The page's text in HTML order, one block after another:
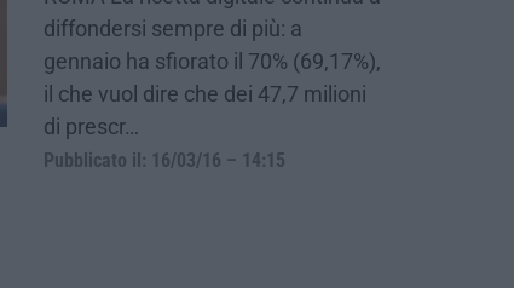
diffondersi sempre di più: a
gennaio ha sfiorato il 70% (69,17%),
il che vuol dire che dei 47,7 milioni
di prescr…
Pubblicato il: 16/03/16 – 14:15